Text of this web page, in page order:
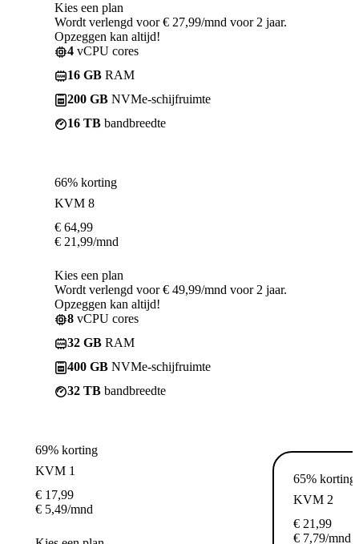
Kies een plan
Wordt verlengd voor € 27,99/mnd voor 2 jaar.
Opzeggen kan altijd!
4 vCPU cores
16 GB RAM
200 GB NVMe-schijfruimte
16 TB bandbreedte
66% korting
KVM 8
€ 64,99
€ 21,99/mnd
Kies een plan
Wordt verlengd voor € 49,99/mnd voor 2 jaar.
Opzeggen kan altijd!
8 vCPU cores
32 GB RAM
400 GB NVMe-schijfruimte
32 TB bandbreedte
69% korting
KVM 1
€ 17,99
€ 5,49/mnd
65% korting
KVM 2
€ 21,99
€ 7,79/mnd